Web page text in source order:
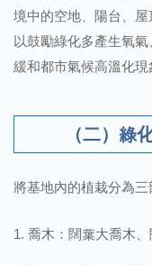
境中的空地、陽台、
以鼓勵綠化多產生氧
緩和都市氣候高溫化現
（二）綠
將基地內的植栽分為三
喬木：闊葉大喬木、